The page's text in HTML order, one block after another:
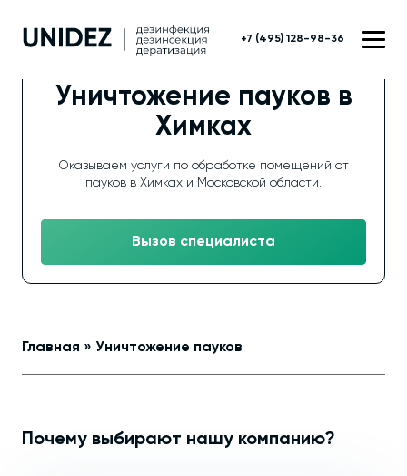
+7 (495) 128-98-36
Уничтожение пауков в
Химках
Оказываем услуги по обработке помещений от
пауков в Химках и Московской области.
Вызов специалиста
Главная » Уничтожение пауков
Почему выбирают нашу компанию?